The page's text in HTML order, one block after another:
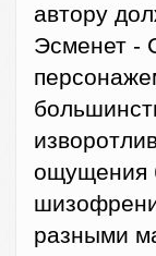
автору
Эсменет -
ощущения
разными